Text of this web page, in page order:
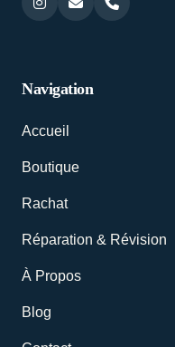
Navigation
Accueil
Boutique
Rachat
Réparation & Révision
À Propos
Blog